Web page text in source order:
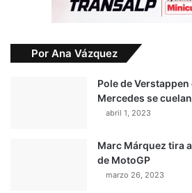
Por Ana Vázquez
Pole de
Mercedes se
abril 1, 2023
Marc Márquez tira
de MotoGP
marzo 26, 2023